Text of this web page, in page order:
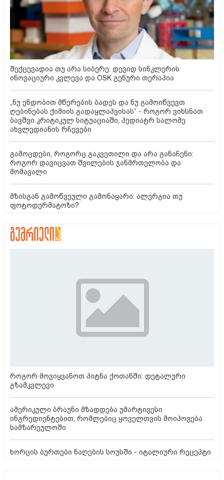
შექცევადია თუ არა სიბერე: დევიდ სინკლერის
ინოვაციური კვლევა და OSK გენური თერაპია
„ნუ ენდობით მწერების ბადეს და ნუ გამოიწვევთ
ღებინებას ქიმიის გადაყლაპვისას“ - როგორ ვიხსნათ
ბავშვი კრიტიკულ სიტუაციაში, პედიატრ სალომე
ახვლედიანის რჩევები
გამოცდები, როგორც გაკვეთილი და არა განაჩენი:
როგორ დავიცვათ შვილების ჯანმრთელობა და
მომავალი
მზისგან გამოწვეული გამონაყარი: ალერგია თუ
ფოტოდერმატოზი?
როგორ მოვიყვანოთ პიტნა ქოთანში: დეტალური
გზამკვლევი
ამერიკული ბრაუნი მზადდება უმარტივესი
ინგრედიენტებით, რომლებიც ყოველთვის მოიპოვება
სამზარეულოში
ხორცის ბურთები ნაღების სოუსში - იტალიური რეცეპტი